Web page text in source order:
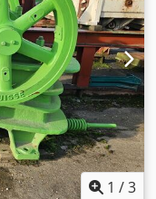
1 /3